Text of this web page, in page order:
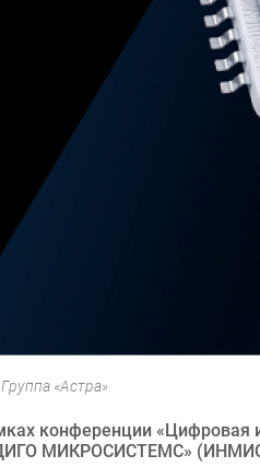
«Астра»
конференции «Цифровая
МИКРОСИСТЕМС» (ИНМИС)